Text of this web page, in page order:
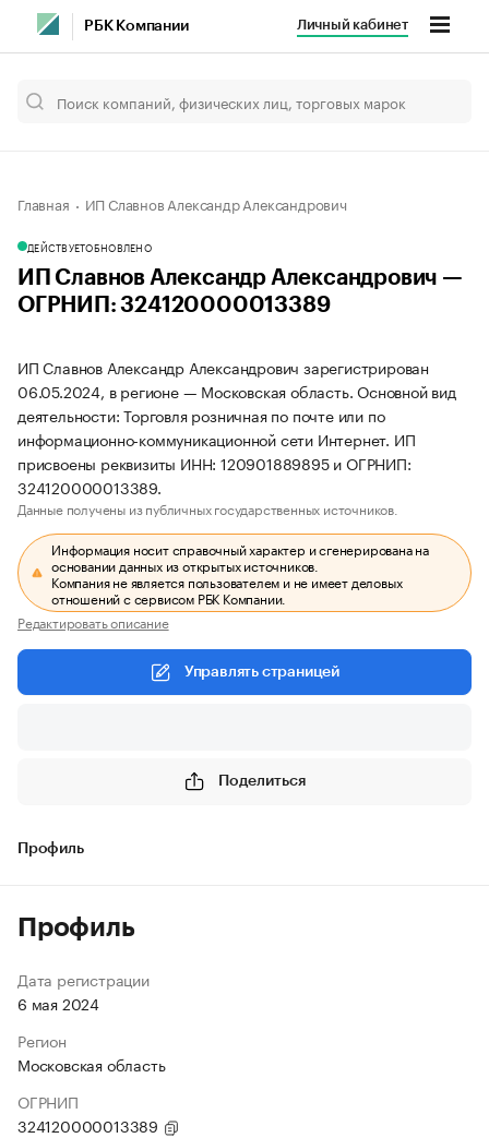
РБК Компании Личный кабинет
Главная ИП Славнов Александр Александрович
ДЕЙСТВУЕТОБНОВЛЕНО
ИП Славнов Александр Александрович —
ОГРНИП: 324120000013389
ИП Славнов Александр Александрович зарегистрирован
06.05.2024, в регионе — Московская область. Основной вид
деятельности: Торговля розничная по почте или по
информационно-коммуникационной сети Интернет. ИП
присвоены реквизиты ИНН: 120901889895 и ОГРНИП:
324120000013389.
Данные получены из публичных государственных источников.
Информация носит справочный характер и сгенерирована на
основании данных из открытых источников.
Компания не является пользователем и не имеет деловых
отношений с сервисом РБК Компании.
Редактировать описание
Управлять страницей
Поделиться
Профиль
Профиль
Дата регистрации
6 мая 2024
Регион
Московская область
ОГРНИП
324120000013389